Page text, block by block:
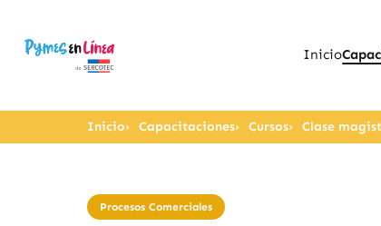
Inicio
Inicio Capacitaciones Cursos Clase
Procesos Comerciales